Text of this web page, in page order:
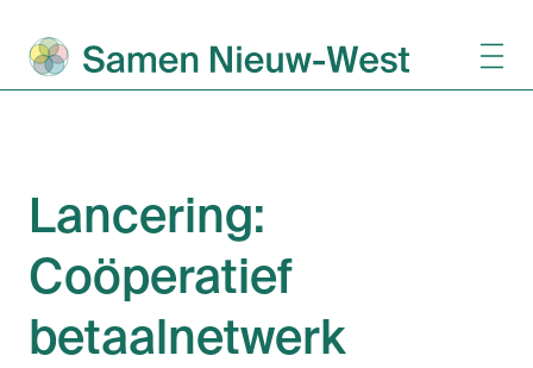
Lancering:
Coöperatief
betaalnetwerk